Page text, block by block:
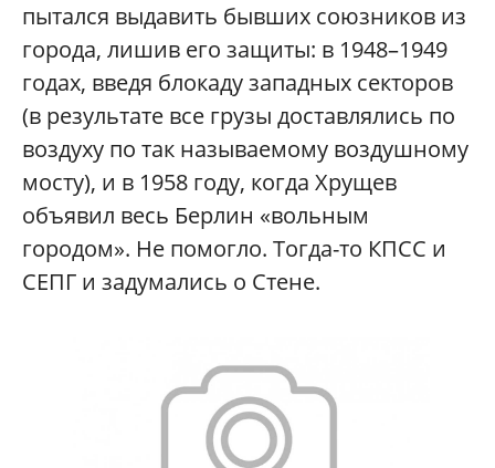
пытался выдавить бывших союзников из
города, лишив его защиты: в 1948–1949
годах, введя блокаду западных секторов
(в результате все грузы доставлялись по
воздуху по так называемому воздушному
мосту), и в 1958 году, когда Хрущев
объявил весь Берлин «вольным
городом». Не помогло. Тогда-то КПСС и
СЕПГ и задумались о Стене.